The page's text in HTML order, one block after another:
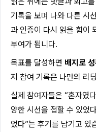
기록을 보며 나와 다른 시
과 인증이 다시 읽을 힘이
부여가 됩니다.
목표를 달성하면 배지로
지 참여 기록은 나만의 리
실제 참여자들은 “혼자였
양한 시선을 접할 수 있었
었다”는 후기를 남기고 있